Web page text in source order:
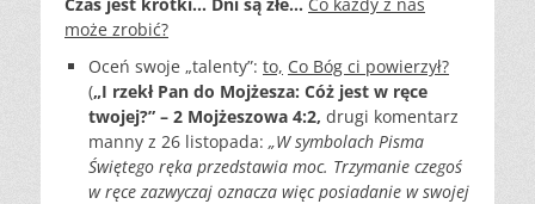
może zrobić?
Oceń swoje „talenty”: to, Co Bóg ci powierzył?
(„I rzekł Pan do Mojżesza: Cóż jest w ręce
twojej?” – 2 Mojżeszowa 4:2, drugi komentarz
manny z 26 listopada: „W symbolach Pisma
Świętego ręka przedstawia moc. Trzymanie czegoś
w ręce zazwyczaj oznacza więc posiadanie w swojej